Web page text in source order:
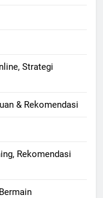
Strategi
& Rekomendasi
Rekomendasi